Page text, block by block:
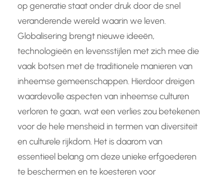
op generatie staat onder druk door de snel
veranderende wereld waarin we leven.
Globalisering brengt nieuwe ideeën,
technologieën en levensstijlen met zich mee die
vaak botsen met de traditionele manieren van
inheemse gemeenschappen. Hierdoor dreigen
waardevolle aspecten van inheemse culturen
verloren te gaan, wat een verlies zou betekenen
voor de hele mensheid in termen van diversiteit
en culturele rijkdom. Het is daarom van
essentieel belang om deze unieke erfgoederen
te beschermen en te koesteren voor